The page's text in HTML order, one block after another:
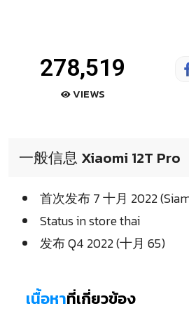
278,519
VIEWS
一般信息 Xiaomi 12T Pro
首次发布 7 十月 2022
Status in store thai
发布 Q4 2022 (十月 65)
เนื้อหาที่เกี่ยวข้อง